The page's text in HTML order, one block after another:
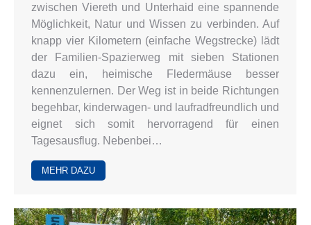
zwischen Viereth und Unterhaid eine spannende
Möglichkeit, Natur und Wissen zu verbinden. Auf
knapp vier Kilometern (einfache Wegstrecke) lädt
der Familien-Spazierweg mit sieben Stationen
dazu ein, heimische Fledermäuse besser
kennenzulernen. Der Weg ist in beide Richtungen
begehbar, kinderwagen- und laufradfreundlich und
eignet sich somit hervorragend für einen
Tagesausflug. Nebenbei…
MEHR DAZU